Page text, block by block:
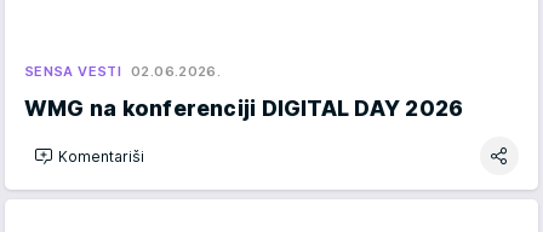
SENSA VESTI 02.06.2026.
WMG na konferenciji DIGITAL DAY 2026
Komentariši